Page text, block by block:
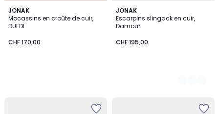
JONAK
Mocassins en croûte de cuir,
DUEDI
CHF 170,00
JONAK
Escarpins slingack en cuir,
Damour
CHF 195,00
2
Couleurs